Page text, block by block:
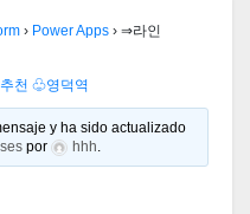
› Power Apps › ⇒라인
천 ♧영덕역
y ha sido actualizado
por hhh.